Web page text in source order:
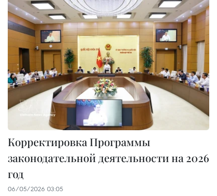
Корректировка Программы
законодательной деятельности на 2026
год
06/05/2026 03:05